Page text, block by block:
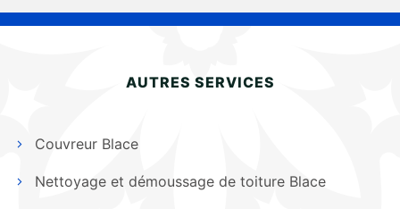
AUTRES SERVICES
Couvreur Blace
Nettoyage et démoussage de toiture Blace